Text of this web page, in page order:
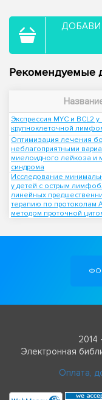
Рекомендуемые
Экспрессия MYC и
крупноклеточной
Оптимизация лечения
неблагоприятными
миелоидного лейкоза и
синдрома
Исследование
у детей с острым
линейных
терапию по протоколам
методом проточной
2014
Электронная
Оплата,